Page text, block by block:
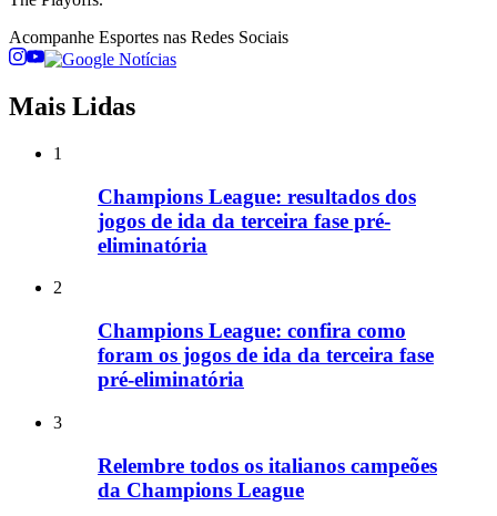
Acompanhe Esportes nas Redes Sociais
Mais Lidas
1
Champions League: resultados dos
jogos de ida da terceira fase pré-
eliminatória
2
Champions League: confira como
foram os jogos de ida da terceira fase
pré-eliminatória
3
Relembre todos os italianos campeões
da Champions League